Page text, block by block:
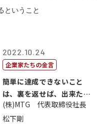
2022.10.24
企業家たちの金言
簡単に達成できないこと
は、裏を返せば、出来たら
価値があるとい...
(株)MTG 代表取締役社長
松下剛